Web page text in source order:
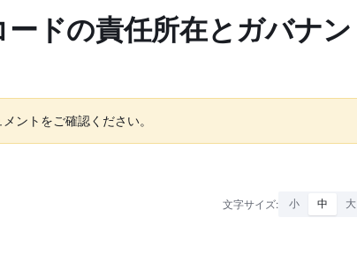
ドの責任所在とガバナン
ントをご確認ください。
文字サイズ: 小 中 大